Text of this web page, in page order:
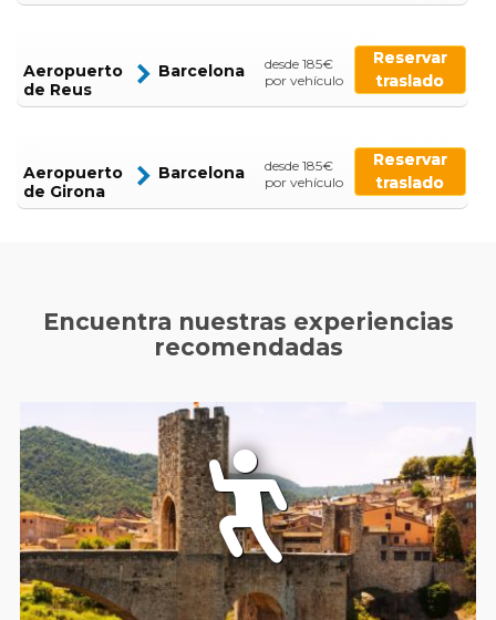
Aeropuerto
de Reus
Barcelona
desde 185€
por vehículo
Reservar
traslado
Aeropuerto
de Girona
Barcelona
desde 185€
por vehículo
Reservar
traslado
Encuentra nuestras experiencias
recomendadas